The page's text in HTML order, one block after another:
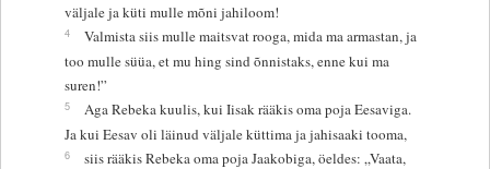
väljale ja küti mulle mõni jahiloom!
4
Valmista siis mulle maitsvat rooga, mida ma armastan, ja
too mulle süüa, et mu hing sind õnnistaks, enne kui ma
suren!”
5
Aga Rebeka kuulis, kui Iisak rääkis oma poja Eesaviga.
Ja kui Eesav oli läinud väljale küttima ja jahisaaki tooma,
6
siis rääkis Rebeka oma poja Jaakobiga, öeldes: „Vaata,